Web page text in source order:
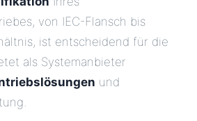
von IEC-Flansch bis
ist entscheidend für die
als Systemanbieter
und